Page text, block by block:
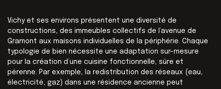
Vichy et ses environs présentent une diversité de
constructions, des immeubles collectifs de l’avenue de
Gramont aux maisons individuelles de la périphérie. Chaque
typologie de bien nécessite une adaptation sur-mesure
pour la création d’une cuisine fonctionnelle, sûre et
pérenne. Par exemple, la redistribution des réseaux (eau,
électricité, gaz) dans une résidence ancienne peut